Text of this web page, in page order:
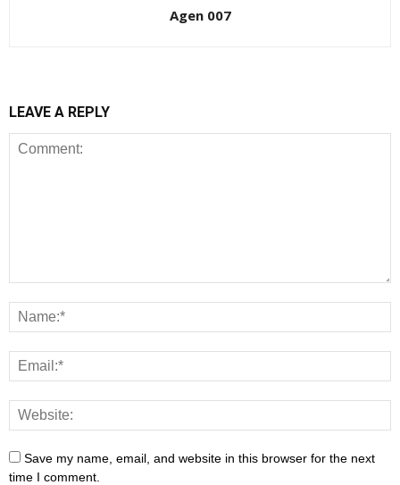
Agen 007
LEAVE A REPLY
Save my name, email, and website in this browser for the next
time I comment.